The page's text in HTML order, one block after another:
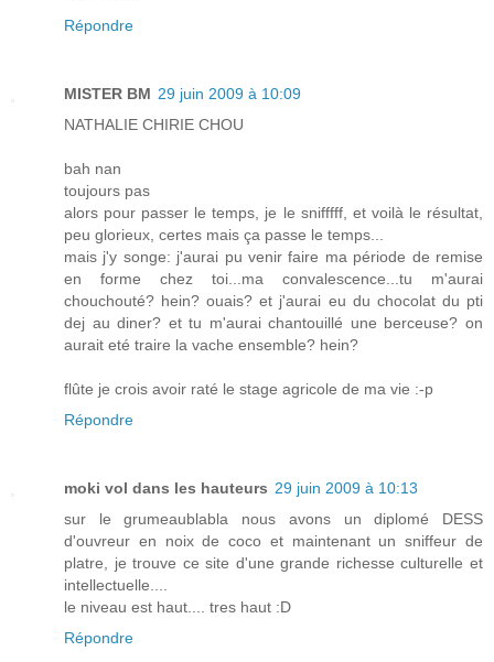
Répondre
MISTER BM 29 juin 2009 à 10:09
NATHALIE CHIRIE CHOU
bah nan
toujours pas
alors pour passer le temps, je le snifffff, et voilà le résultat,
peu glorieux, certes mais ça passe le temps...
mais j'y songe: j'aurai pu venir faire ma période de remise
en forme chez toi...ma convalescence...tu m'aurai
chouchouté? hein? ouais? et j'aurai eu du chocolat du pti
dej au diner? et tu m'aurai chantouillé une berceuse? on
aurait eté traire la vache ensemble? hein?
flûte je crois avoir raté le stage agricole de ma vie :-p
Répondre
moki vol dans les hauteurs 29 juin 2009 à 10:13
sur le grumeaublabla nous avons un diplomé DESS
d'ouvreur en noix de coco et maintenant un sniffeur de
platre, je trouve ce site d'une grande richesse culturelle et
intellectuelle....
le niveau est haut.... tres haut :D
Répondre